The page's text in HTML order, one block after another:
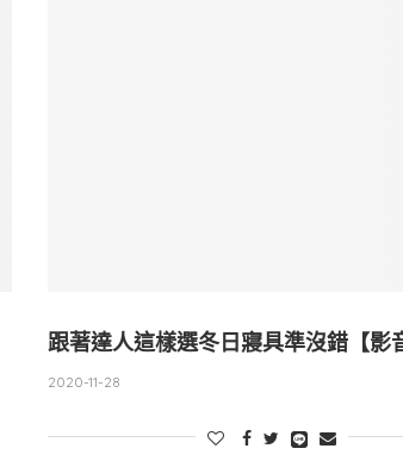
跟著達人這樣選冬日寢具準沒錯【影
2020-11-28